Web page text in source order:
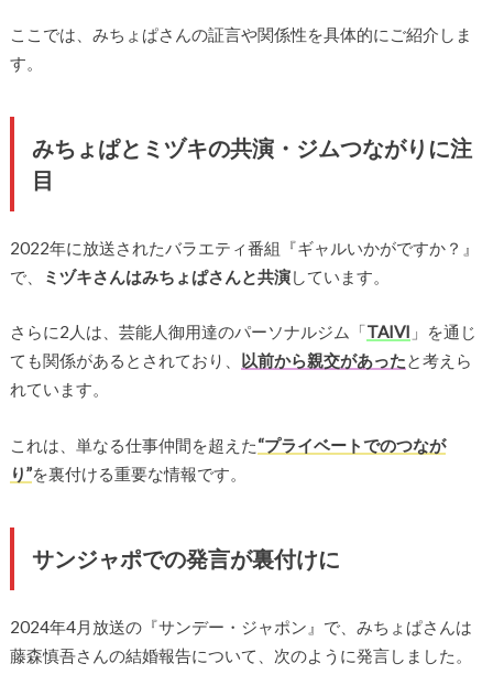
ここでは、みちょぱさんの証言や関係性を具体的にご紹介しま
す。
みちょぱとミヅキの共演・ジムつながりに注
目
2022年に放送されたバラエティ番組『ギャルいかがですか？』
で、
ミヅキさんはみちょぱさんと共演しています。
さらに2人は、芸能人御用達のパーソナルジム「TAIVI 」を通じ
ても関係があるとされており、
以前から親交があったと考えら
れています。
これは、単なる仕事仲間を超えた“プライベートでのつなが
り”を裏付ける重要な情報です。
サンジャポでの発言が裏付けに
2024年4月放送の『サンデー・ジャポン』で、みちょぱさんは
藤森慎吾さんの結婚報告について、次のように発言しました。